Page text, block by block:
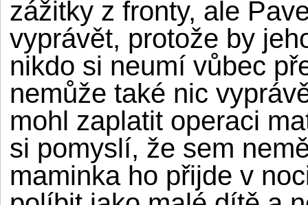
zážitky z fronty, ale
vyprávět, protože by
nikdo si neumí vůbec
nemůže také nic
mohl zaplatit operaci
si pomyslí, že sem
maminka ho přijde v